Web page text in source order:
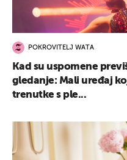
POKROVITELJ WATA
Kad su uspomene
gledanje: Mali uređaj
trenutke s ple...